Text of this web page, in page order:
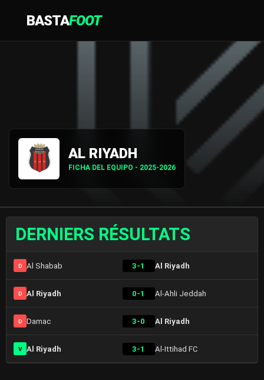
BASTAFOOT
AL RIYADH
FICHA DEL EQUIPO - 2025-2026
DERNIERS RÉSULTATS
D Al Shabab 3-1 Al Riyadh
D Al Riyadh 0-1 Al-Ahli Jeddah
D Damac 3-0 Al Riyadh
V Al Riyadh 3-1 Al-Ittihad FC